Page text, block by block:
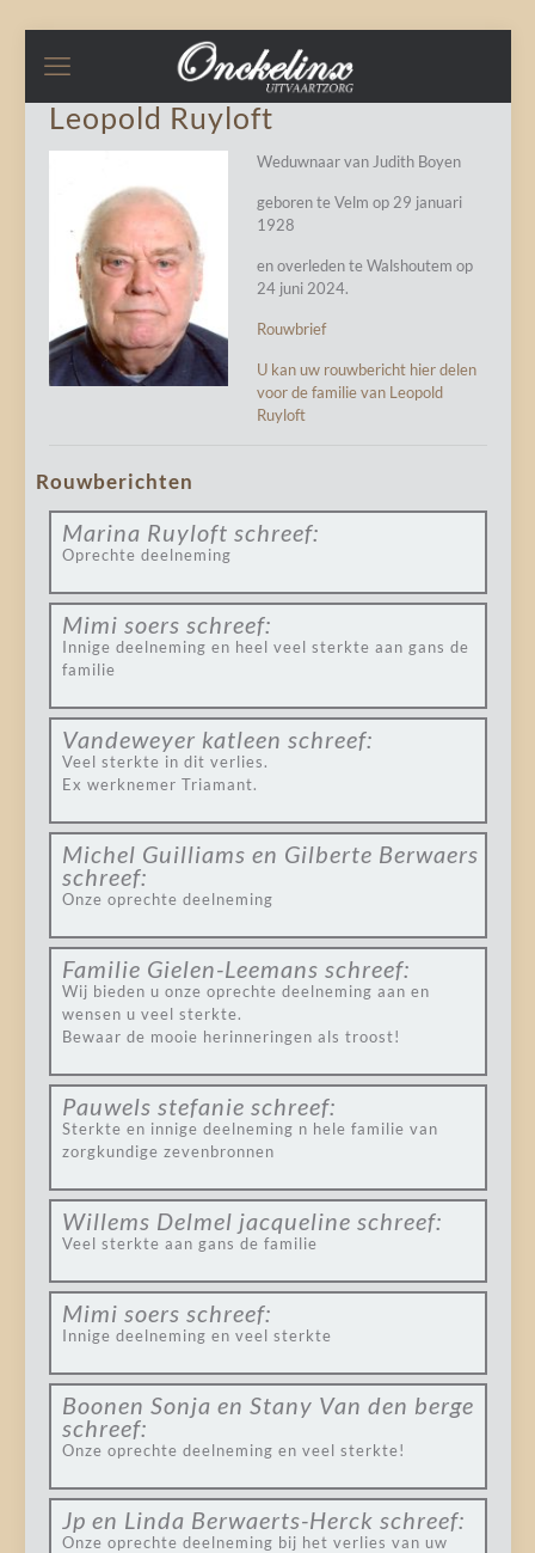
Leopold Ruyloft
Weduwnaar van Judith Boyen
geboren te Velm op 29 januari
1928
en overleden te Walshoutem op
24 juni 2024.
Rouwbrief
U kan uw rouwbericht hier delen
voor de familie van Leopold
Ruyloft
Rouwberichten
Marina Ruyloft schreef:
Oprechte deelneming
Mimi soers schreef:
Innige deelneming en heel veel sterkte aan gans de
familie
Vandeweyer katleen schreef:
Veel sterkte in dit verlies.
Ex werknemer Triamant.
Michel Guilliams en Gilberte Berwaers
schreef:
Onze oprechte deelneming
Familie Gielen-Leemans schreef:
Wij bieden u onze oprechte deelneming aan en
wensen u veel sterkte.
Bewaar de mooie herinneringen als troost!
Pauwels stefanie schreef:
Sterkte en innige deelneming n hele familie van
zorgkundige zevenbronnen
Willems Delmel jacqueline schreef:
Veel sterkte aan gans de familie
Mimi soers schreef:
Innige deelneming en veel sterkte
Boonen Sonja en Stany Van den berge
schreef:
Onze oprechte deelneming en veel sterkte!
Jp en Linda Berwaerts-Herck schreef:
Onze oprechte deelneming bij het verlies van uw